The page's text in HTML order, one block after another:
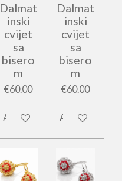
Dalmat
inski
cvijet
sa
bisero
m
€60.00
Add to cart
Dalmat
inski
cvijet
sa
bisero
m
€60.00
Add to cart